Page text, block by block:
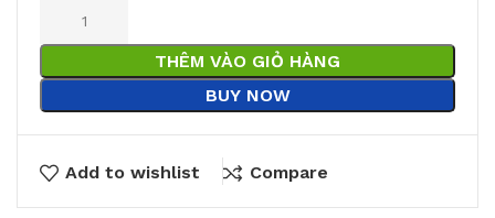
THÊM VÀO GIỎ HÀNG
BUY NOW
Add to wishlist Compare